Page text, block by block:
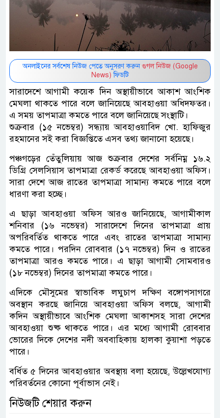
অনলাইনের সর্বশেষ নিউজ পেতে অনুসরণ করুন গুগল নিউজ (Google
News) ফিডটি
সারাদেশে আগামী কয়েক দিন অস্থায়ীভাবে আকাশ আংশিক
মেঘলা থাকতে পারে বলে জানিয়েছে আবহাওয়া অধিদফতর।
এ সময় তাপমাত্রা কমতে পারে বলে জানিয়েছে সংস্থাটি।
শুক্রবার (১৫ নভেম্বর) সন্ধ্যায় আবহাওয়াবিদ খো. হাফিজুর
রহমানের সই করা বিজ্ঞপ্তিতে এসব তথ্য জানানো হয়েছে।
পঞ্চগড়ের তেঁতুলিয়ায় আজ শুক্রবার দেশের সর্বনিম্ন ১৬.২
ডিগ্রি সেলসিয়াস তাপমাত্রা রেকর্ড করেছে আবহাওয়া অফিস।
সারা দেশে আজ রাতের তাপমাত্রা সামান্য কমতে পারে বলে
ধারণা করা হচ্ছে।
এ ছাড়া আবহাওয়া অফিস আরও জানিয়েছে, আগামীকাল
শনিবার (১৬ নভেম্বর) সারাদেশে দিনের তাপমাত্রা প্রায়
অপরিবর্তিত থাকতে পারে এবং রাতের তাপমাত্রা সামান্য
কমতে পারে। পরদিন রোববার (১৭ নভেম্বর) দিন ও রাতের
তাপমাত্রা আরও কমতে পারে। এ ছাড়া আগামী সোমবারও
(১৮ নভেম্বর) দিনের তাপমাত্রা কমতে পারে।
এদিকে মৌসুমের স্বাভাবিক লঘুচাপ দক্ষিণ বঙ্গোপসাগরে
অবস্থান করছে জানিয়ে আবহাওয়া অফিস বলছে, আগামী
কদিন অস্থায়ীভাবে আংশিক মেঘলা আকাশসহ সারা দেশের
আবহাওয়া শুষ্ক থাকতে পারে। এর মধ্যে আগামী রোববার
ভোরের দিকে দেশের নদী অববাহিকায় হালকা কুয়াশা পড়তে
পারে।
বর্ধিত ৫ দিনের আবহাওয়ার অবস্থায় বলা হয়েছে, উল্লেখযোগ্য
পরিবর্তনের কোনো পূর্বাভাস নেই।
নিউজটি শেয়ার করুন